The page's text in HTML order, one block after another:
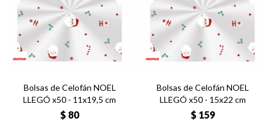
Bolsas de Celofán NOEL
LLEGÓ x50 - 11x19,5 cm
$ 80
Bolsas de Celofán NOEL
LLEGÓ x50 - 15x22 cm
$ 159